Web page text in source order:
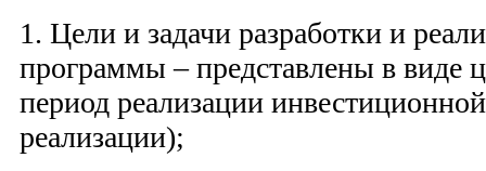
1. Цели и задачи разработки и
программы – представлены в виде
период реализации
реализации);